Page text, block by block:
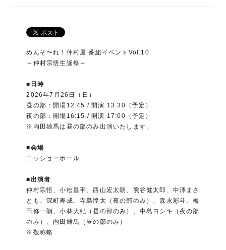
めんそ〜れ！仲村屋 番組イベントVol.10
～仲村宗悟生誕祭～
■日時
2026年7月26日（日）
昼の部：開場12:45 / 開演 13:30（予定）
夜の部：開場16:15 / 開演 17:00（予定）
※内田雄馬は昼の部のみ出演いたします。
■会場
ニッショーホール
■出演者
仲村宗悟、小松昌平、西山宏太朗、熊谷健太郎、中澤まさ
とも、深町寿成、寺島惇太（夜の部のみ）、森永彩斗、梅
田修一朗、小林大紀（昼の部のみ）、中島ヨシキ（夜の部
のみ）、内田雄馬（昼の部のみ）
※敬称略